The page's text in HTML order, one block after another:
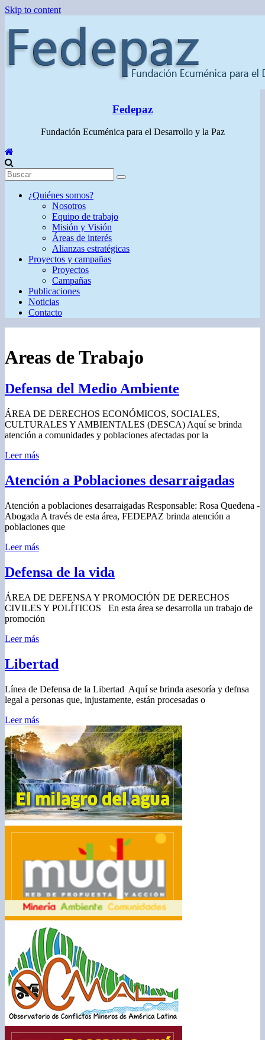
Skip to content
Fedepaz
Fundación Ecuménica para el Desarrollo y la Paz
¿Quiénes somos?
Nosotros
Equipo de trabajo
Misión y Visión
Áreas de interés
Alianzas estratégicas
Proyectos y campañas
Proyectos
Campañas
Publicaciones
Noticias
Contacto
Areas de Trabajo
Defensa del Medio Ambiente
ÁREA DE DERECHOS ECONÓMICOS, SOCIALES,
CULTURALES Y AMBIENTALES (DESCA) Aquí se brinda
atención a comunidades y poblaciones afectadas por la
Leer más
Atención a Poblaciones desarraigadas
Atención a poblaciones desarraigadas Responsable: Rosa Quedena -
Abogada A través de esta área, FEDEPAZ brinda atención a
poblaciones que
Leer más
Defensa de la vida
ÁREA DE DEFENSA Y PROMOCIÓN DE DERECHOS
CIVILES Y POLÍTICOS En esta área se desarrolla un trabajo de
promoción
Leer más
Libertad
Línea de Defensa de la Libertad Aquí se brinda asesoría y defnsa
legal a personas que, injustamente, están procesadas o
Leer más